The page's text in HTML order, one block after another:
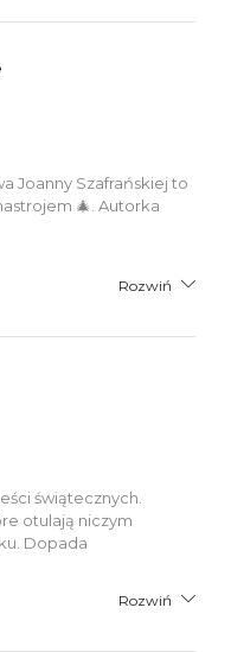
Joanny Szafrańskiej to
🎄. Autorka
Rozwiń
świątecznych.
otulają niczym
Dopada
Rozwiń